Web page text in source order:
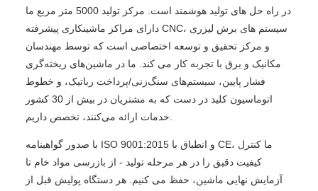
در راه حل های تولید هوشمند است. مرکز تولید 5000 متر مربع ما
دارای مراکز ماشینکاری پیشرفته CNC، سیستم های برش لیزری
و مرکز تحقیق و توسعه اختصاصی است که توسط مهندسان
مکانیک و برق با تجربه کار می کند. ما در ماشین‌های ریخته‌گری
فشار پایین، سیستم‌های سنگ‌زنی/پرداخت رباتیک، و خطوط
اتوماسیون کلید در دست که به مشتریان در بیش از 30 کشور
با صدور گواهینامه ISO 9001:2015 و انطباق با CE، ما کنترل
کیفیت دقیق را در هر مرحله تولید - از بازرسی مواد خام تا
آزمایش نهایی ماشین، حفظ می کنیم. هر دستگاه پولیش قبل از